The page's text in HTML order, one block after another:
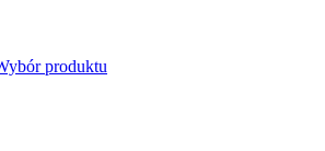
produktu